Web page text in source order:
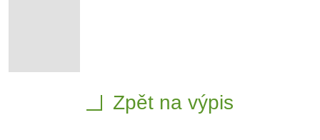
Zpět na výpis